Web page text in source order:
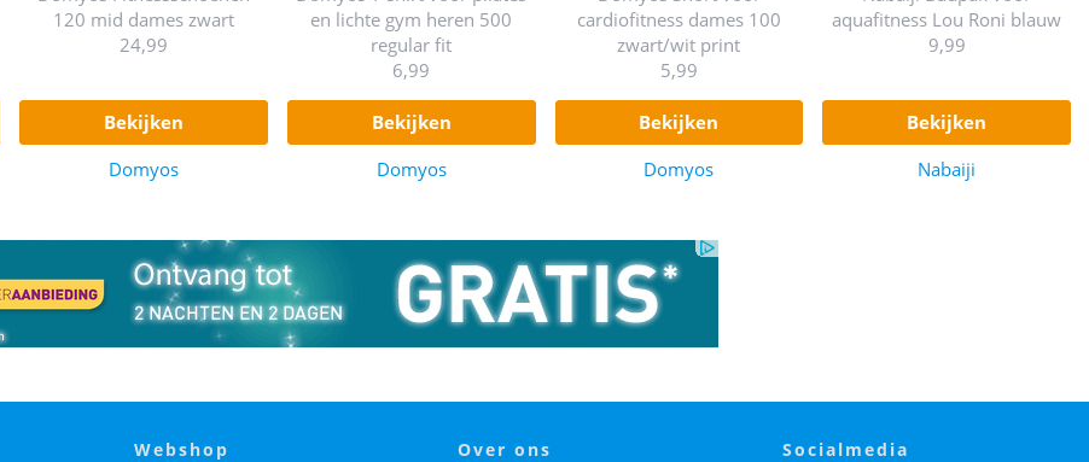
120 mid dames zwart
24,99
bekijken
Domyos
en lichte gym heren 500
regular fit
6,99
bekijken
Domyos
cardiofitness dames 100
zwart/wit print
5,99
bekijken
Domyos
aquafitness Lou Roni blauw
9,99
bekijken
Nabaiji
webshop over ons socialmedia